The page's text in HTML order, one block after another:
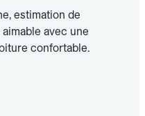
estimation de
avec une
confortable.